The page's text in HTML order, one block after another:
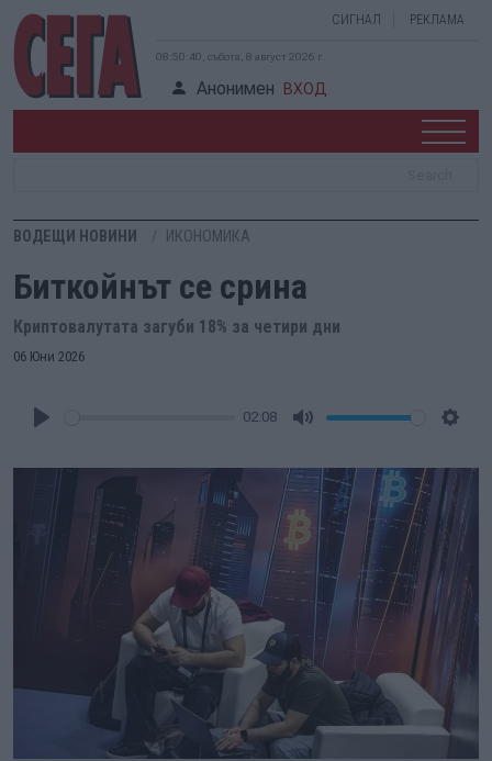
СИГНАЛ РЕКЛАМА
08:50:41, събота, 8 август 2026 г.
Анонимен ВХОД
ВОДЕЩИ НОВИНИ ИКОНОМИКА
Биткойнът се срина
Криптовалутата загуби 18% за четири дни
06 Юни 2026
02:08